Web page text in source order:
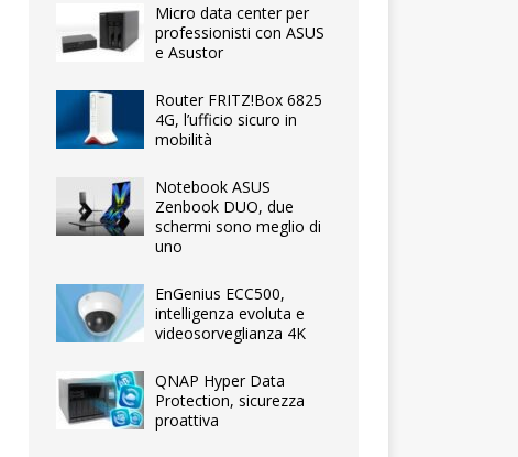
Micro data center per
professionisti con ASUS
e Asustor
Router FRITZ!Box 6825
4G, l’ufficio sicuro in
mobilità
Notebook ASUS
Zenbook DUO, due
schermi sono meglio di
uno
EnGenius ECC500,
intelligenza evoluta e
videosorveglianza 4K
QNAP Hyper Data
Protection, sicurezza
proattiva